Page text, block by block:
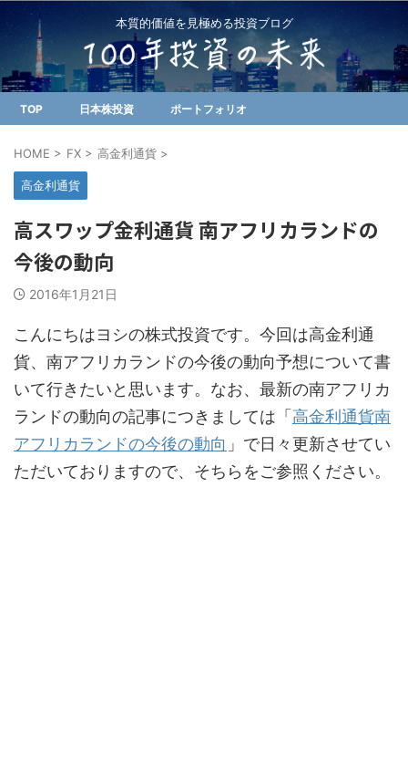
本質的価値を見極める投資ブログ
TOP 日本株投資 ポートフォリオ
HOME > FX > 高金利通貨 >
高金利通貨
高スワップ金利通貨 南アフリカランドの
今後の動向
2016年1月21日
こんにちはヨシの株式投資です。今回は高金利通
貨、南アフリカランドの今後の動向予想について書
いて行きたいと思います。なお、最新の南アフリカ
ランドの動向の記事につきましては「 高金利通貨南
アフリカランドの今後の動向 」で日々更新させてい
ただいておりますので、そちらをご参照ください。